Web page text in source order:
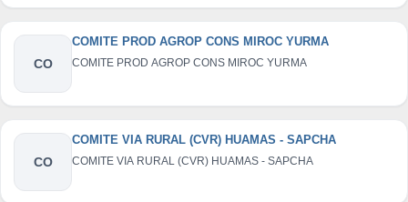
CO
COMITE PROD AGROP CONS MIROC YURMA
COMITE PROD AGROP CONS MIROC YURMA
CO
COMITE VIA RURAL (CVR) HUAMAS - SAPCHA
COMITE VIA RURAL (CVR) HUAMAS - SAPCHA